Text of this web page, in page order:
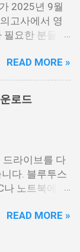
영어듣기 음성
정답지 수능
대본.pdf 영어
드를 받을 수
눌르시면 됩니
학년도 수
2025년 9월
고사에서 영
필요한 분들을
시험은 수능시
으로 수능을
험입니다. 저
능때까지 여
사 영어 해설
9월 모의고사
9월 모의고
index.ht
READ MORE »
로드
드라이브를 다
다. 블루투스
나 노트북에 연
도 PC에 블루투
READ MORE »